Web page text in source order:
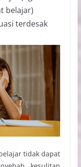
belajar)
terdesak
tidak dapat